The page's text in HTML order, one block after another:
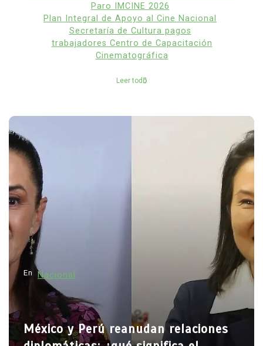
Paro IMCINE 2026
Plan Integral de Apoyo al Cine Nacional
Secretaría de Cultura pagos
trabajadores Centro de Capacitación
Cinematográfica
Leer todo
En Nacional
México y Perú reanudan relaciones